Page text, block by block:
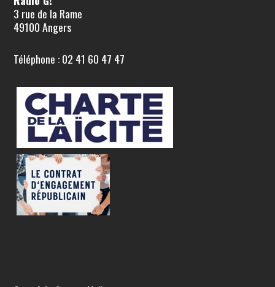
3 rue de la Rame
49100 Angers
Téléphone : 02 41 60 47 47